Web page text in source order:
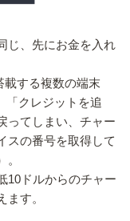
じ、先にお金を入れ
載する複数の端末
「クレジットを追
ってしまい、チャー
スの番号を取得して
10ドルからのチャー
す。